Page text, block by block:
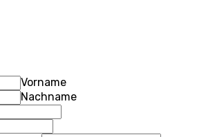
Vorname
Nachname